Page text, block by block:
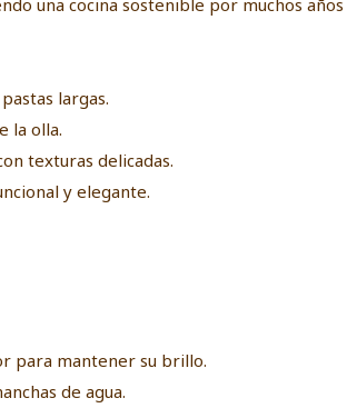
una cocina sostenible por muchos años
largas.
la olla.
texturas delicadas.
y elegante.
para mantener su brillo.
de agua.